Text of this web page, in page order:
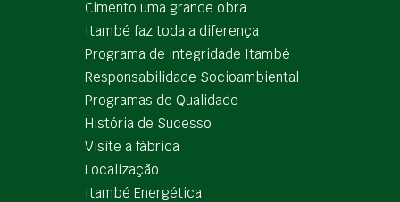
Cimento uma grande obra
Itambé faz toda a diferença
Programa de integridade Itambé
Responsabilidade Socioambiental
Programas de Qualidade
História de Sucesso
Visite a fábrica
Localização
Itambé Energética